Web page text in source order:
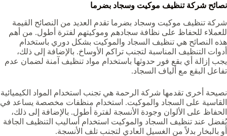
نصائح شركة تنظيف موكيت وسجاد بضرما‏‏‏
شركة تنظيف موكيت وسجاد بضرما‏‏‏ تقدم العديد من النصائح القيمة
للعملاء للحفاظ على نظافة سجادهم وموكيتهم لفترة أطول. من أهم
هذه النصائح هي تنظيف السجاد والموكيت بشكل دوري باستخدام
أدوات التنظيف المناسبة لتجنب تراكم الأوساخ. بالإضافة إلى ذلك،
يجب إزالة أي بقع فور حدوثها باستخدام مواد تنظيف آمنة لضمان عدم
تفاعل البقع مع ألياف السجاد.
نصيحة أخرى تقدمها شركة الرحمة هي تجنب استخدام المواد الكيميائية
القاسية على السجاد والموكيت. استخدام منظفات مخصصة يساعد في
الحفاظ على الألوان وجودة الأنسجة لفترة أطول. بالإضافة إلى ذلك،
يُفضل عند تنظيف السجاد والموكيت استخدام أساليب التنظيف الجافة
أو بالبخار بدلاً من الغسيل العادي لتجنب تلف الأنسجة.